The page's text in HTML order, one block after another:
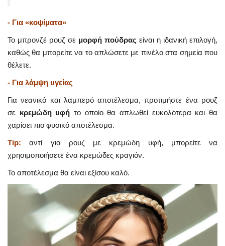
- Για «κοψίματα»
Το μπρονζέ ρουζ σε μορφή πούδρας είναι η ιδανική επιλογή,
καθώς θα μπορείτε να το απλώσετε με πινέλο στα σημεία που
θέλετε.
- Για λάμψη υγείας
Για νεανικό και λαμπερό αποτέλεσμα, προτιμήστε ένα ρουζ
σε κρεμώδη υφή το οποίο θα απλωθεί ευκολότερα και θα
χαρίσει πιο φυσικό αποτέλεσμα.
Tip: αντί για ρουζ με κρεμώδη υφή, μπορείτε να
χρησιμοποιήσετε ένα κρεμώδες κραγιόν.
Το αποτέλεσμα θα είναι εξίσου καλό.